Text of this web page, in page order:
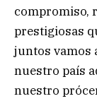
compromiso,
prestigiosas
juntos vamos
nuestro país
nuestro